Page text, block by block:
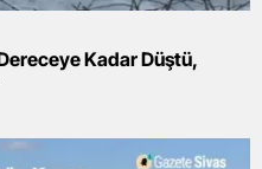
Kadar Düştü,